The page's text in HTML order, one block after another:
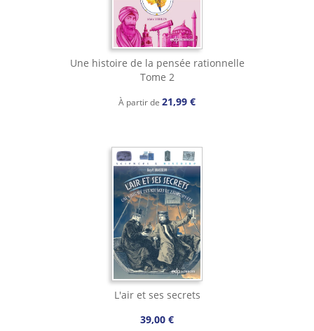
Une histoire de la pensée rationnelle
Tome 2
À partir de 21,99 €
L'air et ses secrets
39,00 €